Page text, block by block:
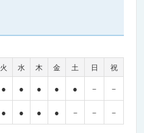
火 水 木 金 土 日 祝
● ● ● ● ● － －
● ● ● ● － － －